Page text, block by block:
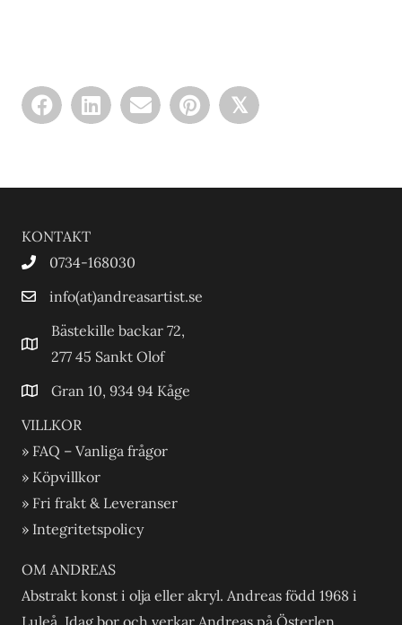
𝕏
KONTAKT
0734-168030
info(at)andreasartist.se
Bästekille backar 72,
277 45 Sankt Olof
Gran 10, 934 94 Kåge
VILLKOR
» FAQ – Vanliga frågor
» Köpvillkor
» Fri frakt & Leveranser
» Integritetspolicy
OM ANDREAS
Abstrakt konst i olja eller akryl. Andreas född 1968 i